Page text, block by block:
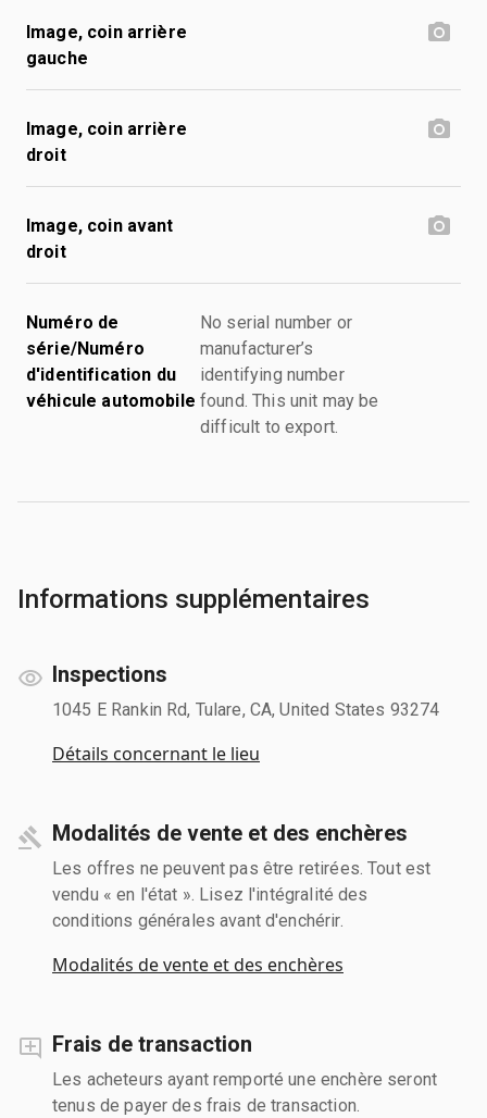
Image, coin arrière
gauche
Image, coin arrière
droit
Image, coin avant
droit
Numéro de
série/Numéro
d'identification du
véhicule automobile
No serial number or
manufacturer’s
identifying number
found. This unit may be
difficult to export.
Informations supplémentaires
Inspections
1045 E Rankin Rd, Tulare, CA, United States 93274
Détails concernant le lieu
Modalités de vente et des enchères
Les offres ne peuvent pas être retirées. Tout est
vendu « en l'état ». Lisez l'intégralité des
conditions générales avant d'enchérir.
Modalités de vente et des enchères
Frais de transaction
Les acheteurs ayant remporté une enchère seront
tenus de payer des frais de transaction.